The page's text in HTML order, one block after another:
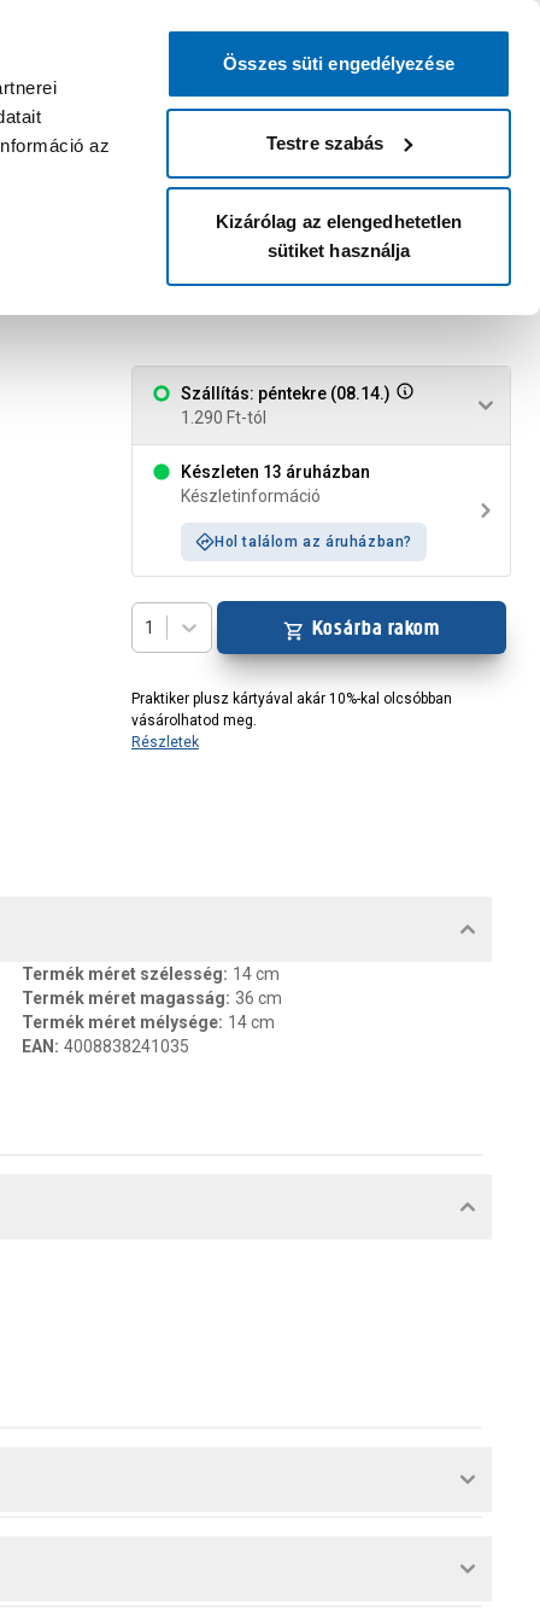
az
Összes süti engedélyezése
Testre szabás
Kizárólag az elengedhetetlen
sütiket használja
bejelentkezni?
Belépés Listáim
Áruházak és szolgáltatások
Szállítás: péntekre (08.14.)
1.290 Ft-tól
Készleten 13 áruházban
Készletinformáció
Hol találom az áruházban?
1 Kosárba rakom
Praktiker plusz kártyával akár 10%-kal olcsóbban
vásárolhatod meg.
Részletek
Termék méret szélesség: 14 cm
Termék méret magasság: 36 cm
Termék méret mélysége: 14 cm
EAN : 4008838241035